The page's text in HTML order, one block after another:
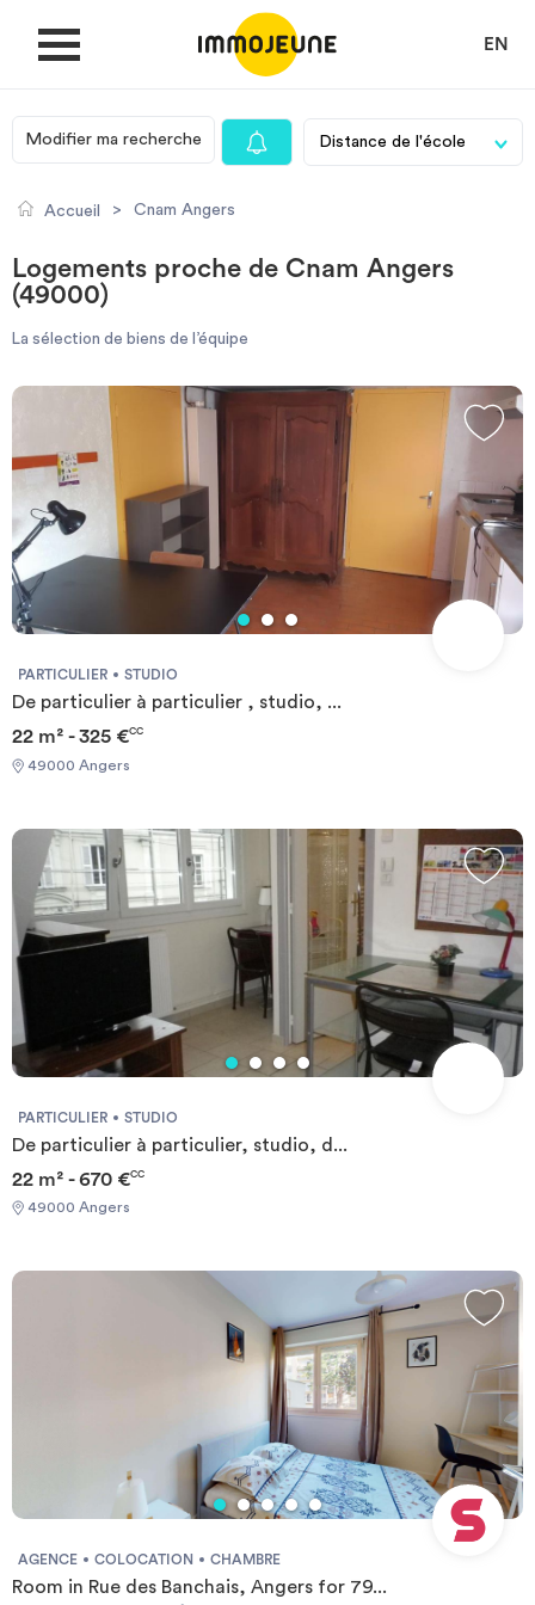
EN
MON COMPTE
Je cherche un logement
Je propose un bien
Villes
Investir
Blog
Modifier ma recherche
Accueil > Cnam Angers
Logements proche de Cnam Angers
(49000)
La sélection de biens de l’équipe
PARTICULIER STUDIO
De particulier à particulier , studio, ...
22 m² - 325 €CC
49000 Angers
PARTICULIER STUDIO
De particulier à particulier, studio, d...
22 m² - 670 €CC
49000 Angers
AGENCE COLOCATION CHAMBRE
Room in Rue des Banchais, Angers for 79...